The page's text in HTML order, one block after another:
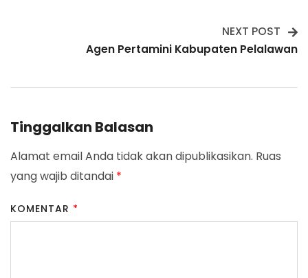
NEXT POST
Agen Pertamini Kabupaten Pelalawan
Tinggalkan Balasan
Alamat email Anda tidak akan dipublikasikan. Ruas
yang wajib ditandai *
KOMENTAR *